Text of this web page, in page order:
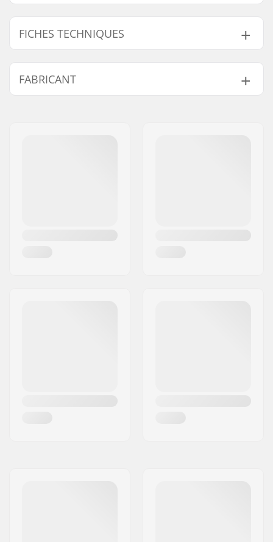
FICHES TECHNIQUES
Catégorie de ski:
Classique
Chaussures
compatibles:
Turnamic (NNN)
FABRICANT